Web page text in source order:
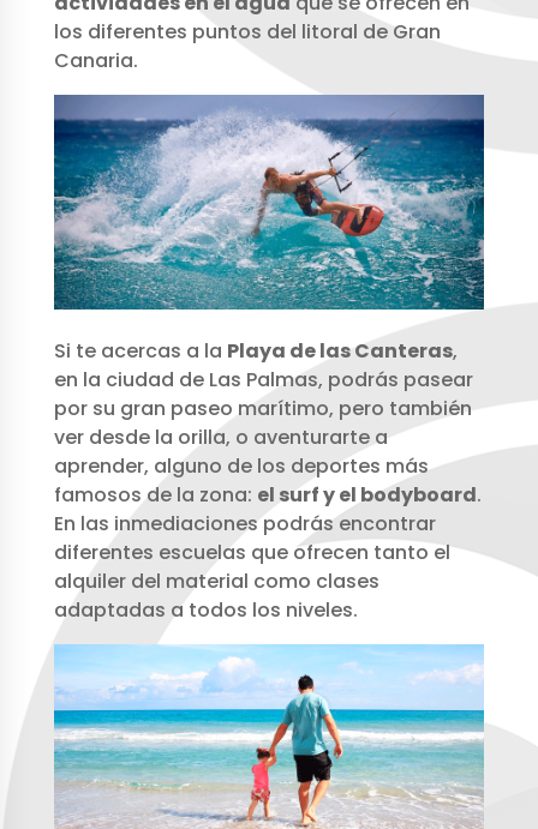
los diferentes puntos del litoral de Gran
Canaria.
Si te acercas a la Playa de las Canteras,
en la ciudad de Las Palmas, podrás pasear
por su gran paseo marítimo, pero también
ver desde la orilla, o aventurarte a
aprender, alguno de los deportes más
famosos de la zona: el surf y el bodyboard.
En las inmediaciones podrás encontrar
diferentes escuelas que ofrecen tanto el
alquiler del material como clases
adaptadas a todos los niveles.